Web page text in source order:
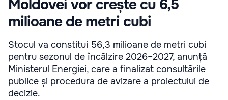
Moldovei vor crește cu 6,5
milioane de metri cubi
Stocul va constitui 56,3 milioane de metri cubi
pentru sezonul de încălzire 2026–2027, anunță
Ministerul Energiei, care a finalizat consultările
publice și procedura de avizare a proiectului de
decizie.